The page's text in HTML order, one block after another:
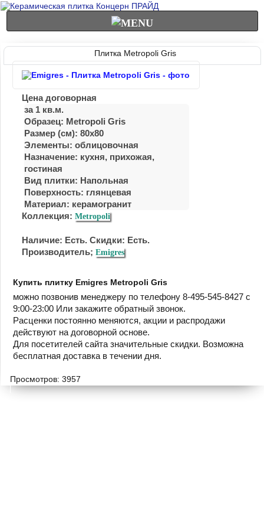
Плитка Metropoli Gris
Цена договорная
за 1 кв.м.
Образец: Metropoli Gris
Размер (см): 80x80
Элементы: облицовочная
Назначение: кухня, приxожая,
гостиная
Вид плитки: Напольная
Поверхность: глянцевая
Материал: керамогранит
Коллекция: Metropoli
Наличие: Есть. Скидки: Есть.
Производитель; Emigres
Купить плитку Emigres Metropoli Gris
можно позвонив менеджеру по телефону 8-495-545-8427 с
9:00-23:00 Или закажите обратный звонок.
Расценки постоянно меняются, акции и распродажи
действуют на договорной основе.
Для посетителей сайта значительные скидки. Возможна
бесплатная доставка в течении дня.
Просмотров: 3957